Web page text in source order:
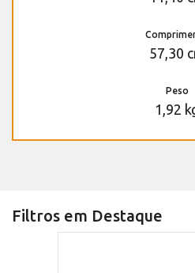
57,30
Peso
1,92
Filtros em Destaque